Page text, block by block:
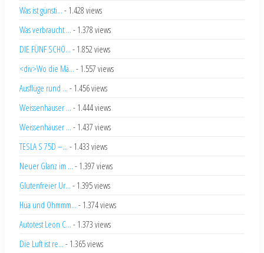
Was ist günsti... - 1.428 views
Was verbraucht ... - 1.378 views
DIE FÜNF SCHÖ... - 1.852 views
<div>Wo die Mä... - 1.557 views
Ausflüge rund ... - 1.456 views
Weissenhäuser ... - 1.444 views
Weissenhäuser ... - 1.437 views
TESLA S 75D –... - 1.433 views
Neuer Glanz im ... - 1.397 views
Glutenfreier Ur... - 1.395 views
Hüa und Ohmmm... - 1.374 views
Autotest Leon C... - 1.373 views
Die Luft ist re... - 1.365 views